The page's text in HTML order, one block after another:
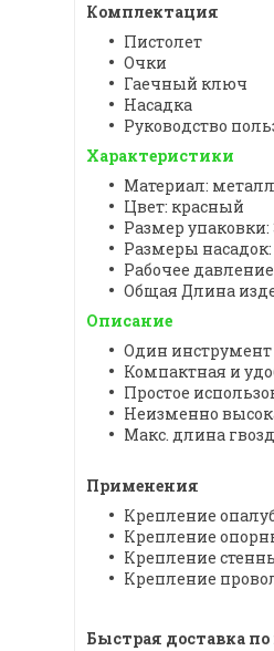
Комплектация
Пистолет
Очки
Гаечный ключ
Насадка
Руководство
Характеристики
Материал:
Цвет: красный
Размер упаковки:
Размеры
Рабочее
Общая Длина
Описание
Один
Компактная и
Простое
Неизменно
Макс. длина
Применения
Крепление
Крепление
Крепление
Крепление
Быстрая доставка